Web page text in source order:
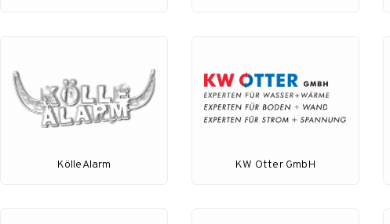
KölleAlarm KW Otter GmbH